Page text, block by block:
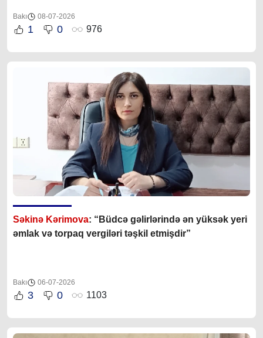
Bakı 08-07-2026
1 0 976
Səkinə Kərimova: “Büdcə gəlirlərində ən yüksək yeri
əmlak və torpaq vergiləri təşkil etmişdir”
Bakı 06-07-2026
3 0 1103